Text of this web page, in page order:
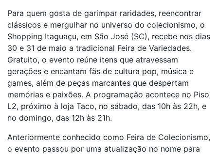
Para quem gosta de garimpar raridades, reencontrar
clássicos e mergulhar no universo do colecionismo, o
Shopping Itaguaçu, em São José (SC), recebe nos dias
30 e 31 de maio a tradicional Feira de Variedades.
Gratuito, o evento reúne itens que atravessam
gerações e encantam fãs de cultura pop, música e
games, além de peças marcantes que despertam
memórias e paixões. A programação acontece no Piso
L2, próximo à loja Taco, no sábado, das 10h às 22h, e
no domingo, das 12h às 21h.
Anteriormente conhecido como Feira de Colecionismo,
o evento passou por uma atualização no nome para